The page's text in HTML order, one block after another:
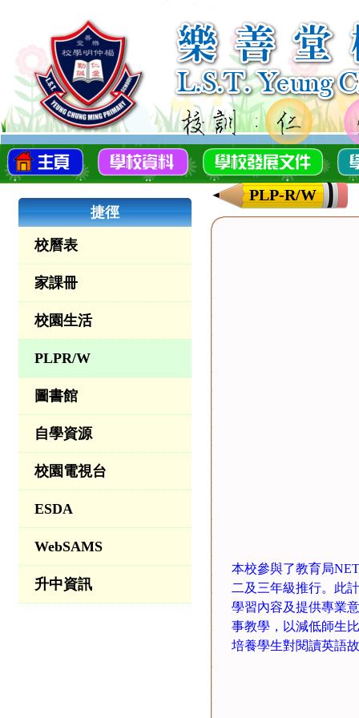
捷徑
校曆表
家課冊
校園生活
PLPR/W
圖書館
自學資源
校園電視台
ESDA
WebSAMS
升中資訊
PLP-R/W
本校參與了教育局NET
二及三年級推行。此
學習內容及提供專業
事教學，以減低師生
培養學生對閱讀英語